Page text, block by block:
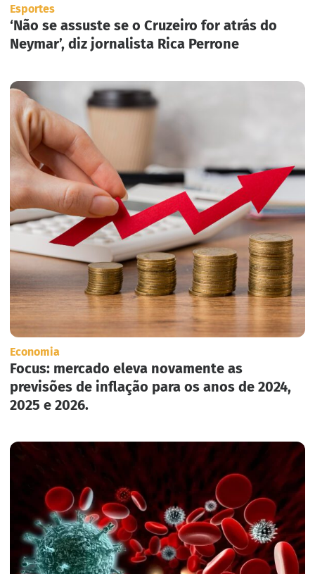
Esportes
‘Não se assuste se o Cruzeiro for atrás do
Neymar’, diz jornalista Rica Perrone
Economia
Focus: mercado eleva novamente as
previsões de inflação para os anos de 2024,
2025 e 2026.